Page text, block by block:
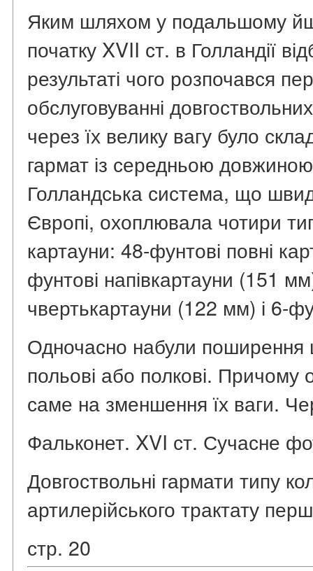
Яким шляхом у подальшому
початку XVII ст. в Голландії
результаті чого розпочався
обслуговуванні
через їх велику вагу було
гармат із середньою
Голландська система, що
Європі, охоплювала чотири
картауни: 48-фунтові повні
фунтові напівкартауни (151
чвертькартауни (122 мм) і 6-
Одночасно набули
польові або полкові. Причому
саме на зменшення їх ваги.
Фальконет. XVI ст. Сучасне
Довгоствольні гармати типу
артилерійського трактату
стр. 20